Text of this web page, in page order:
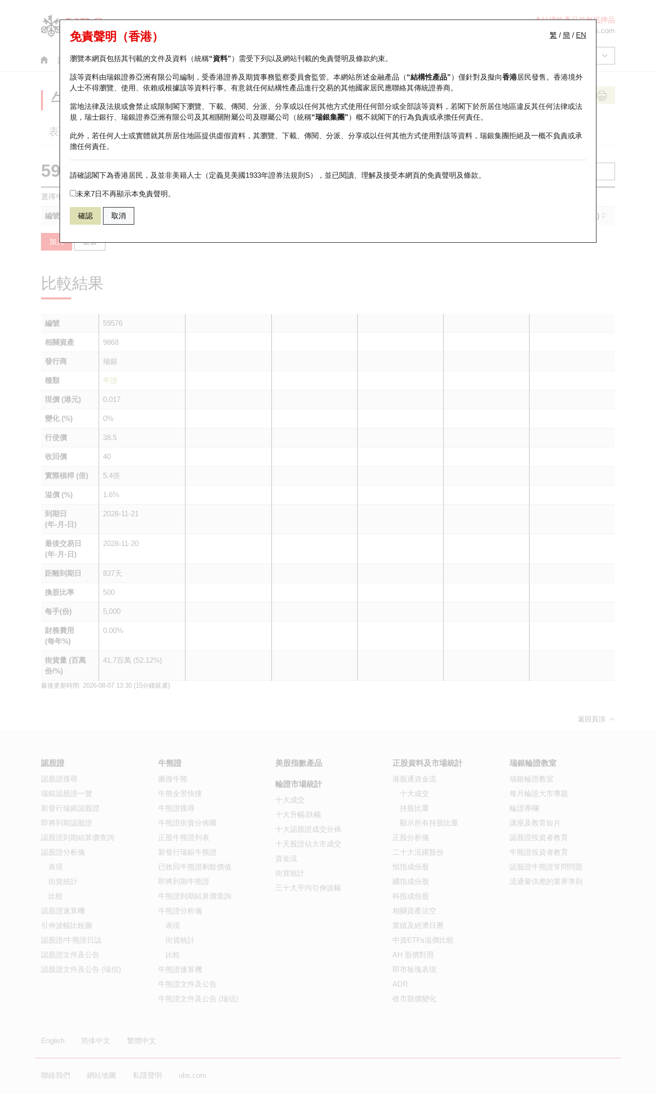
本結構性產品並無抵押品
ol-hkwarrants@ubs.com
認股證 牛熊證 美股指數產品 輪證市場統計 正股資料及市場統計 瑞銀輪證教室
繁 / 簡 / EN
免責聲明（香港）
瀏覽本網頁包括其刊載的文件及資料（統稱“資料”）需受下列以及網站刊載的免責聲明及條款約束。
該等資料由瑞銀證券亞洲有限公司編制，受香港證券及期貨事務監察委員會監管。本網站所述金融產品（“結構性產品”）僅針對及擬向香港居民發售。香港境外
人士不得瀏覽、使用、依賴或根據該等資料行事。有意就任何結構性產品進行交易的其他國家居民應聯絡其傳統證券商。
當地法律及法規或會禁止或限制閣下瀏覽、下載、傳閱、分派、分享或以任何其他方式使用任何部分或全部該等資料，若閣下於所居住地區違反其任何法律或法
規，瑞士銀行、瑞銀證券亞洲有限公司及其相關附屬公司及聯屬公司（統稱“瑞銀集團”）概不就閣下的行為負責或承擔任何責任。
此外，若任何人士或實體就其所居住地區提供虛假資料，其瀏覽、下載、傳閱、分派、分享或以任何其他方式使用對該等資料，瑞銀集團拒絕及一概不負責或承
擔任何責任。
請確認閣下為香港居民，及並非美籍人士（定義見美國1933年證券法規則S），並已閱讀、理解及接受本網頁的免責聲明及條款。
未來7日不再顯示本免責聲明。
確認 取消
牛熊證分析儀
表現 街貨統計 比較
59576 瑞銀牛證 9868 小鵬汽車
選擇牛熊證作比較 *你可以選擇最多五隻牛熊證
編號 到期日 (年-月-日)
加入 重置
比較結果
編號 59576
相關資產 9868
發行商 瑞銀
種類 牛證
現價 (港元) 0.017
變化 (%) 0%
行使價 38.5
收回價 40
實際槓桿 (倍) 5.4倍
溢價 (%) 1.6%
到期日
(年-月-日)
2028-11-21
最後交易日
(年-月-日)
2028-11-20
距離到期日 837天
換股比率 500
每手(份) 5,000
財務費用
(每年%)
0.00%
街貨量 (百萬
份/%)
41.7百萬 (52.12%)
最後更新時間: 2026-08-07 13:30 (15分鐘延遲)
返回頁頂
認股證
認股證搜尋
瑞銀認股證一覽
新發行瑞銀認股證
即將到期認股證
認股證到期結算價查詢
認股證分析儀
表現
街貨統計
比較
認股證速算機
引伸波幅比較圖
認股證/牛熊證日誌
認股證文件及公告
認股證文件及公告 (瑞信)
牛熊證
圖搜牛熊
牛熊全景快搜
牛熊證搜尋
牛熊證街貨分佈圖
正股牛熊證列表
新發行瑞銀牛熊證
已收回牛熊證剩餘價值
即將到期牛熊證
牛熊證到期結算價查詢
牛熊證分析儀
表現
街貨統計
比較
牛熊證速算機
牛熊證文件及公告
牛熊證文件及公告 (瑞信)
美股指數產品
輪證市場統計
十大成交
十大升幅/跌幅
十大認股證成交分佈
十天股證佔大市成交
資金流
街貨統計
三十大平均引伸波幅
正股資料及市場統計
港股通資金流
十大成交
持股比重
顯示所有持股比重
正股分析儀
二十大活躍股份
恒指成份股
國指成份股
科指成份股
相關資產沽空
業績及經濟日曆
中資ETFs溢價比較
AH 股價對照
即市板塊表現
ADR
收市競價變化
瑞銀輪證教室
瑞銀輪證教室
每月輪證大市專題
輪證專欄
講座及教育短片
認股證投資者教育
牛熊證投資者教育
認股證牛熊證常問問題
流通量供應的業界準則
English 简体中文 繁體中文
聯絡我們 網站地圖 私隱聲明 ubs.com